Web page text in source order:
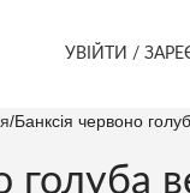
УВІЙТИ /
Банксія червоно
голуба